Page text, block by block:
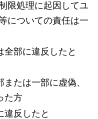
限処理に起因してユ
についての責任は一
全部に違反したと
たは一部に虚偽、
た方
違反したと